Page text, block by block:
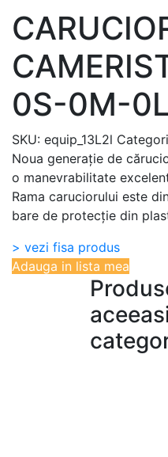
0S-0M-0L
SKU: equip_13L2l
Noua generație de
o manevrabilitate
Rama caruciorului este
bare de protecție din
> vezi fisa produs
Adauga in lista mea